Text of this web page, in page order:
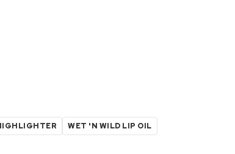
WET 'N WILD LIP OIL